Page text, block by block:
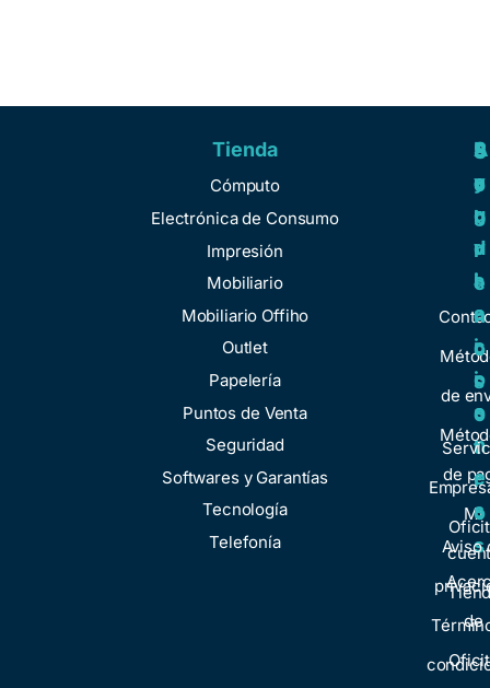
Tienda
Cómputo
Electrónica de Consumo
Impresión
Mobiliario
Mobiliario Offiho
Outlet
Papelería
Puntos de Venta
Seguridad
Softwares y Garantías
Tecnología
Telefonía
A
y
u
d
a
de
de
Mi
S
o
b
r
e
n
o
s
o
t
r
o
s
de
R
e
g
u
l
a
c
i
o
n
e
s
Aviso
S
e
r
v
i
c
i
o
s